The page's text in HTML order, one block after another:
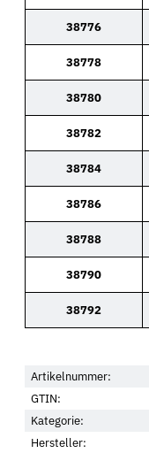
38776
38778
38780
38782
38784
38786
38788
38790
38792
Artikelnummer:
GTIN:
Kategorie:
Hersteller: